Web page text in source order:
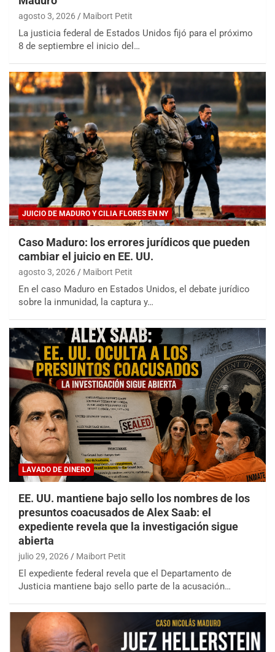
agosto 3, 2026 Maibort Petit
La justicia federal de Estados Unidos fijó para el próximo
8 de septiembre el inicio del…
JUICIO DE MADURO Y CILIA FLORES EN NY
Caso Maduro: los errores jurídicos que pueden
cambiar el juicio en EE. UU.
agosto 3, 2026 Maibort Petit
En el caso Maduro en Estados Unidos, el debate jurídico
sobre la inmunidad, la captura y…
LAVADO DE DINERO
EE. UU. mantiene bajo sello los nombres de los
presuntos coacusados de Alex Saab: el
expediente revela que la investigación sigue
abierta
julio 29, 2026 Maibort Petit
El expediente federal revela que el Departamento de
Justicia mantiene bajo sello parte de la acusación…